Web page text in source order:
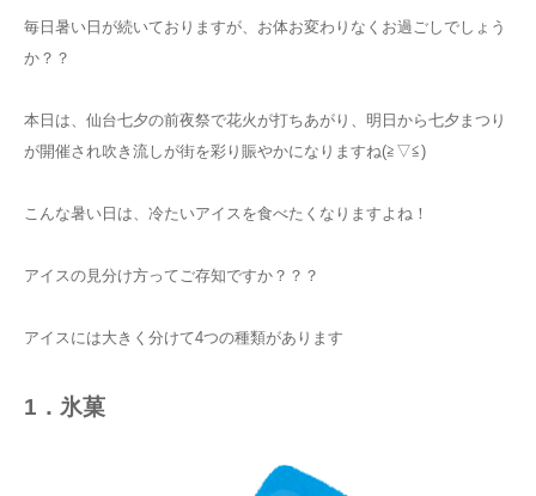
毎日暑い日が続いておりますが、お体お変わりなくお過ごしでしょう
か？？
本日は、仙台七夕の前夜祭で花火が打ちあがり、明日から七夕まつり
が開催され吹き流しが街を彩り賑やかになりますね(≧▽≦)
こんな暑い日は、冷たいアイスを食べたくなりますよね！
アイスの見分け方ってご存知ですか？？？
アイスには大きく分けて4つの種類があります
1．氷菓